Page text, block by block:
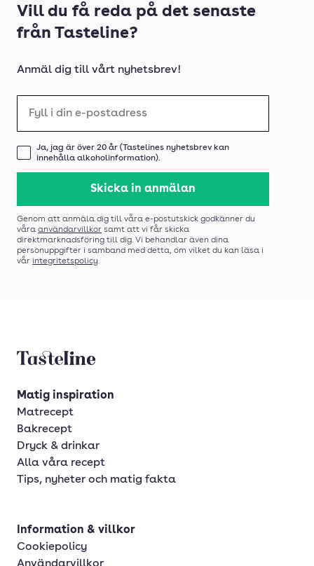
Vill du få reda på det senaste
från Tasteline?
Anmäl dig till vårt nyhetsbrev!
Acceptera villkor
Ja, jag är över 20 år (Tastelines nyhetsbrev kan
innehålla alkoholinformation).
Genom att anmäla dig till våra e-postutskick godkänner du
våra användarvillkor samt att vi får skicka
direktmarknadsföring till dig. Vi behandlar även dina
personuppgifter i samband med detta, om vilket du kan läsa i
vår integritetspolicy.
Tasteline startsida
Matig inspiration
Matrecept
Bakrecept
Dryck & drinkar
Alla våra recept
Tips, nyheter och matig fakta
Information & villkor
Cookiepolicy